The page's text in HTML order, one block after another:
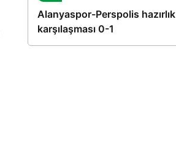
Alanyaspor-Perspolis hazırlık
karşılaşması 0-1